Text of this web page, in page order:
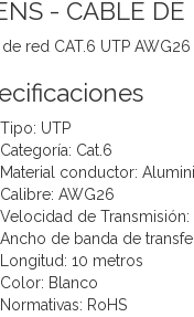
- CABLE
red CAT.6 UTP
Tipo: UTP
Categoría: Cat.6
Material conductor:
Calibre: AWG26
Velocidad de
Ancho de banda de
Longitud: 10 metros
Color: Blanco
Normativas: RoHS